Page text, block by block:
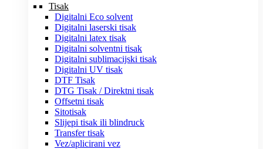
Tisak
Digitalni Eco solvent
Digitalni laserski tisak
Digitalni latex tisak
Digitalni solventni tisak
Digitalni sublimacijski tisak
Digitalni UV tisak
DTF Tisak
DTG Tisak / Direktni tisak
Offsetni tisak
Sitotisak
Slijepi tisak ili blindruck
Transfer tisak
Vez/aplicirani vez